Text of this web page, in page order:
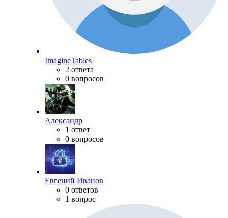
ImagineTables
2 ответа
0 вопросов
Александр
1 ответ
0 вопросов
Евгений Иванов
0 ответов
1 вопрос